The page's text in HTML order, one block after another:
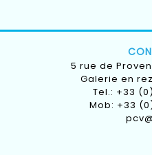
5 rue de
Galerie en
Tel.: +33
Mob: +33